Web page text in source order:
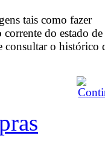
tais como fazer
corrente do estado de
consultar o histórico